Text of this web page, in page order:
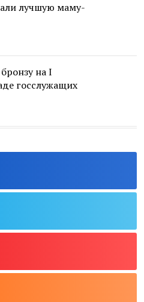
лучшую маму-
на I
госслужащих